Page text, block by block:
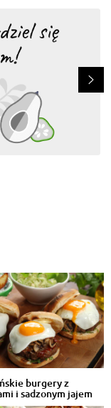
burgery z
i sadzonym jajem